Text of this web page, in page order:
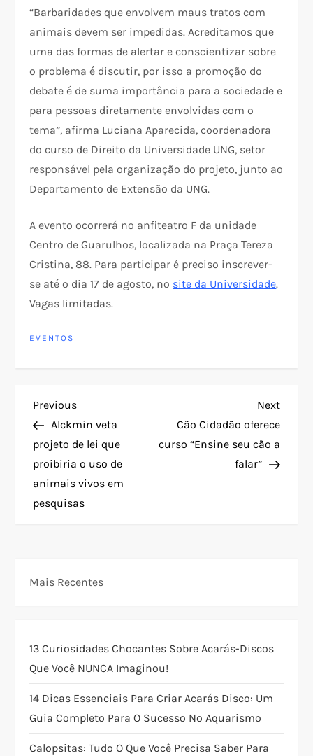
“Barbaridades que envolvem maus tratos com
animais devem ser impedidas. Acreditamos que
uma das formas de alertar e conscientizar sobre
o problema é discutir, por isso a promoção do
debate é de suma importância para a sociedade e
para pessoas diretamente envolvidas com o
tema”, afirma Luciana Aparecida, coordenadora
do curso de Direito da Universidade UNG, setor
responsável pela organização do projeto, junto ao
Departamento de Extensão da UNG.
A evento ocorrerá no anfiteatro F da unidade
Centro de Guarulhos, localizada na Praça Tereza
Cristina, 88. Para participar é preciso inscrever-
se até o dia 17 de agosto, no site da Universidade.
Vagas limitadas.
EVENTOS
N
a
v
e
a
ã
o
d
e
Previous
Post
Previous
Alckmin veta
projeto de lei que
proibiria o uso de
animais vivos em
pesquisas
Next
Post
Next
Cão Cidadão oferece
curso “Ensine seu cão a
falar”
Mais Recentes
13 Curiosidades Chocantes Sobre Acarás-Discos
Que Você NUNCA Imaginou!
14 Dicas Essenciais Para Criar Acarás Disco: Um
Guia Completo Para O Sucesso No Aquarismo
Calopsitas: Tudo O Que Você Precisa Saber Para